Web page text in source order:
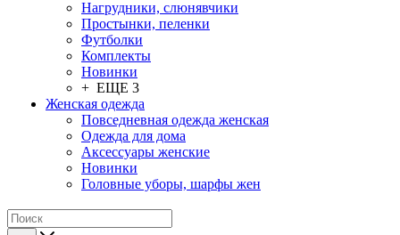
Нагрудники, слюнявчики
Простынки, пеленки
Футболки
Комплекты
Новинки
+ ЕЩЕ 3
Женская одежда
Повседневная одежда женская
Одежда для дома
Аксессуары женские
Новинки
Головные уборы, шарфы жен